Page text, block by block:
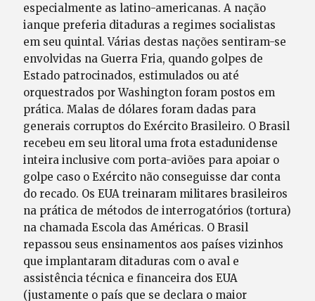
especialmente as latino-americanas. A nação
ianque preferia ditaduras a regimes socialistas
em seu quintal. Várias destas nações sentiram-se
envolvidas na Guerra Fria, quando golpes de
Estado patrocinados, estimulados ou até
orquestrados por Washington foram postos em
prática. Malas de dólares foram dadas para
generais corruptos do Exército Brasileiro. O Brasil
recebeu em seu litoral uma frota estadunidense
inteira inclusive com porta-aviões para apoiar o
golpe caso o Exército não conseguisse dar conta
do recado. Os EUA treinaram militares brasileiros
na prática de métodos de interrogatórios (tortura)
na chamada Escola das Américas. O Brasil
repassou seus ensinamentos aos países vizinhos
que implantaram ditaduras com o aval e
assistência técnica e financeira dos EUA
(justamente o país que se declara o maior